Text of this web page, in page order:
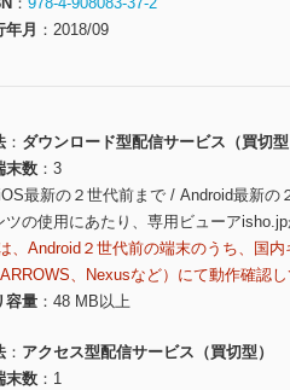
年月
2018/09
ダウンロード型配信サービス（買切型
末数
3
最新の２世代前まで / Android最新の
の使用にあたり、専用ビューア
、Android２世代前の端末のうち、国
、Nexusなど）にて動作確認
容量
48 MB以上
アクセス型配信サービス（買切型）
末数
1